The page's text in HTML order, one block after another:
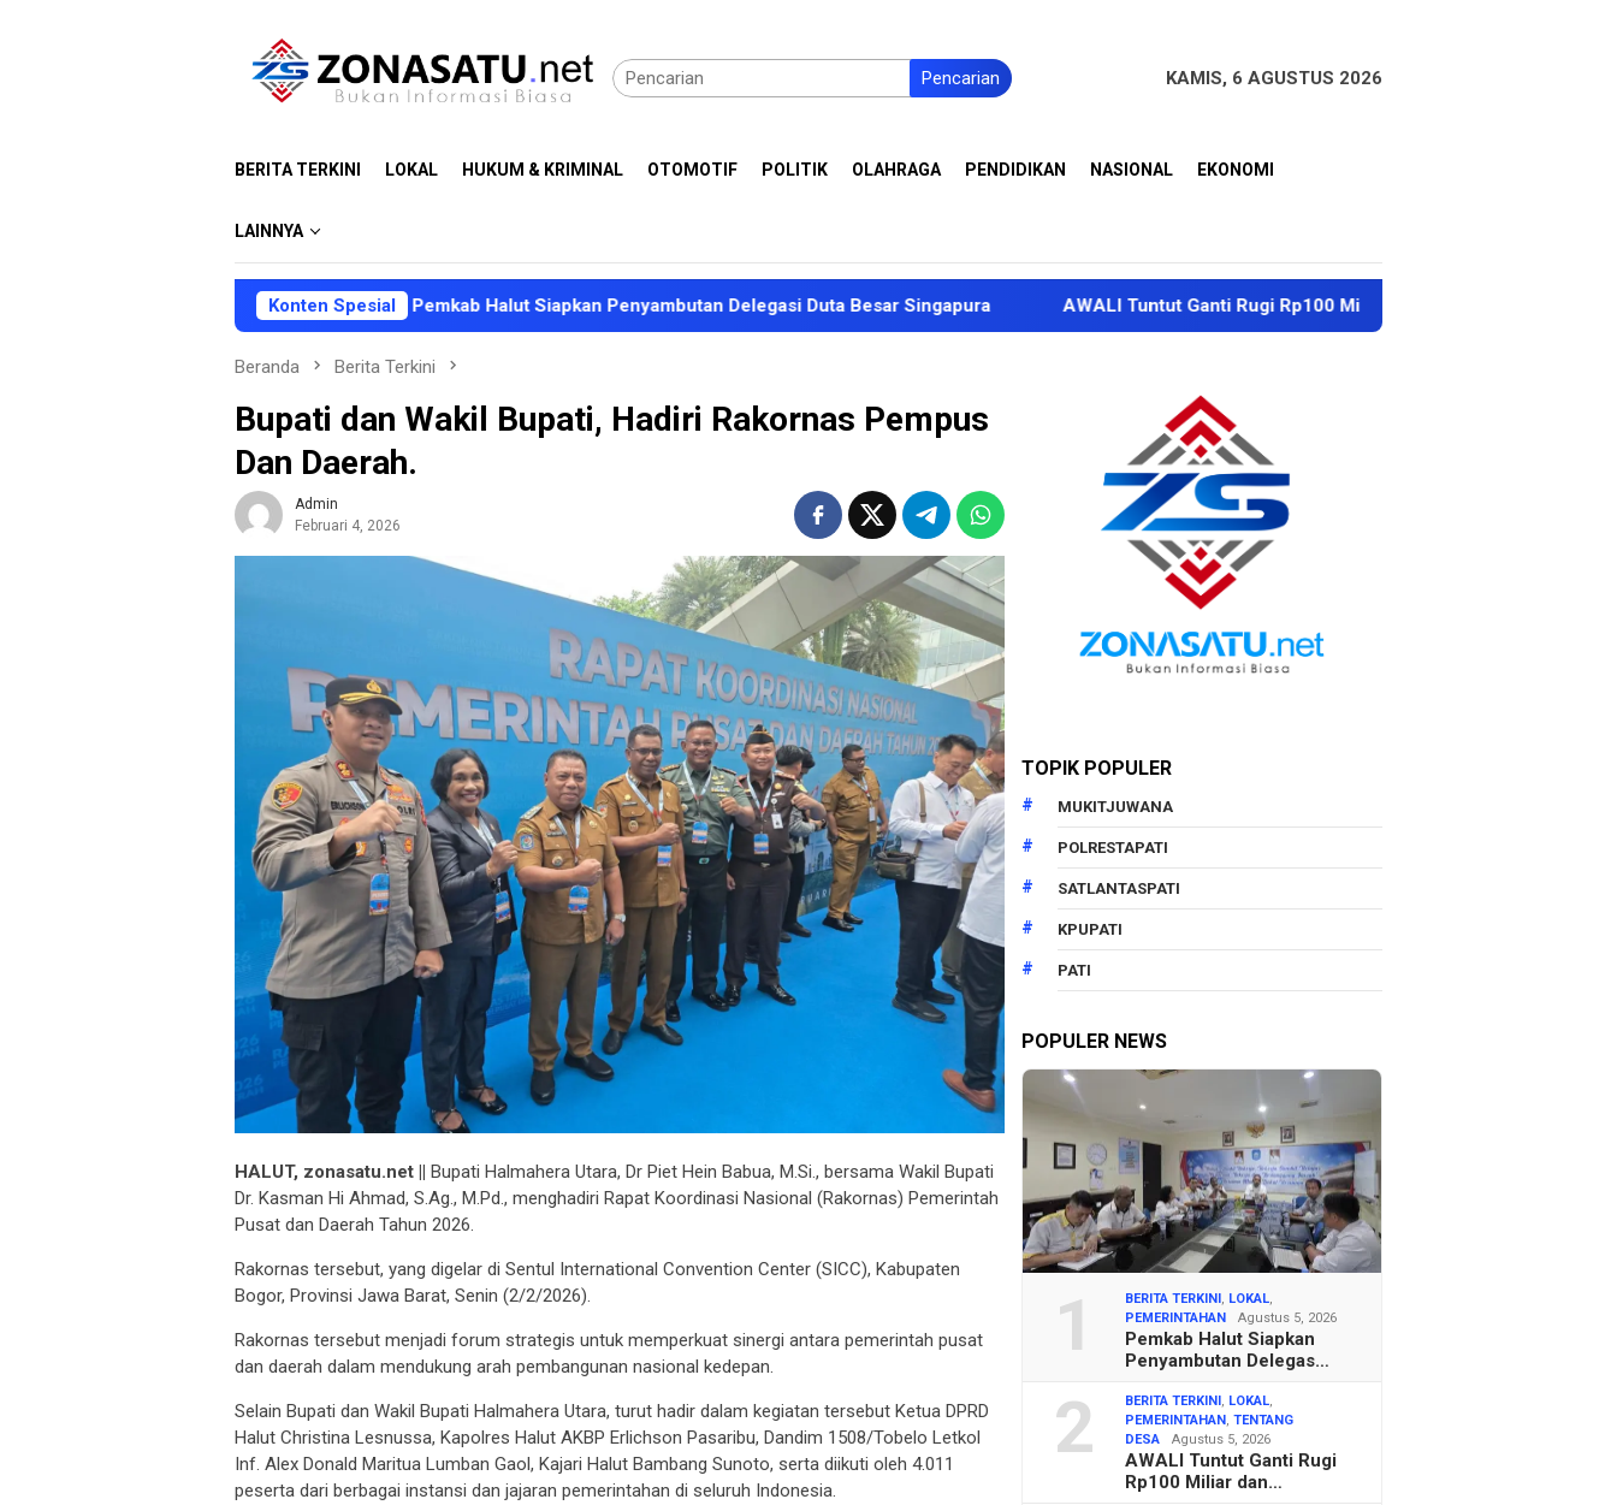
Pencarian KAMIS, 6 AGUSTUS 2026
BERITA TERKINI LOKAL HUKUM & KRIMINAL OTOMOTIF POLITIK OLAHRAGA PENDIDIKAN NASIONAL EKONOMI
LAINNYA
Konten Spesial
Pemkab Halut Siapkan Penyambutan Delegasi Duta Besar Singapura AWALI Tuntut Ganti Rugi Rp100 Miliar dan Perbaikan Sungai Mbango ke
Beranda Berita Terkini
Bupati dan Wakil Bupati, Hadiri Rakornas Pempus
Dan Daerah.
Admin
Februari 4, 2026
HALUT, zonasatu.net || Bupati Halmahera Utara, Dr Piet Hein Babua, M.Si., bersama Wakil Bupati
Dr. Kasman Hi Ahmad, S.Ag., M.Pd., menghadiri Rapat Koordinasi Nasional (Rakornas) Pemerintah
Pusat dan Daerah Tahun 2026.
Rakornas tersebut, yang digelar di Sentul International Convention Center (SICC), Kabupaten
Bogor, Provinsi Jawa Barat, Senin (2/2/2026).
Rakornas tersebut menjadi forum strategis untuk memperkuat sinergi antara pemerintah pusat
dan daerah dalam mendukung arah pembangunan nasional kedepan.
Selain Bupati dan Wakil Bupati Halmahera Utara, turut hadir dalam kegiatan tersebut Ketua DPRD
Halut Christina Lesnussa, Kapolres Halut AKBP Erlichson Pasaribu, Dandim 1508/Tobelo Letkol
Inf. Alex Donald Maritua Lumban Gaol, Kajari Halut Bambang Sunoto, serta diikuti oleh 4.011
peserta dari berbagai instansi dan jajaran pemerintahan di seluruh Indonesia.
TOPIK POPULER
MUKITJUWANA
POLRESTAPATI
SATLANTASPATI
KPUPATI
PATI
POPULER NEWS
1 BERITA TERKINI , LOKAL,
PEMERINTAHAN
Agustus 5, 2026
Pemkab Halut Siapkan
Penyambutan Delegas…
2 BERITA TERKINI , LOKAL,
PEMERINTAHAN ,TENTANG
DESA
Agustus 5, 2026
AWALI Tuntut Ganti Rugi
Rp100 Miliar dan…